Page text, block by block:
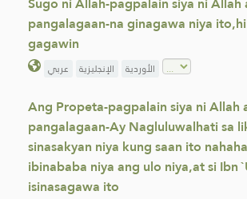
pangalagaan-na ginagawa niya
gagawin
عربي الإنجليزية الأوردية
Ang Propeta-pagpalain siya ni Allah
pangalagaan-Ay Nagluluwalhati sa
sinasakyan niya kung saan ito
ibinababa niya ang ulo niya,at si Ibn
isinasagawa ito